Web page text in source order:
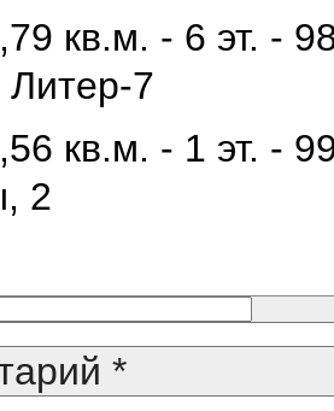
кв.м. - 6 эт. -
7
кв.м. - 1 эт. -
2
*